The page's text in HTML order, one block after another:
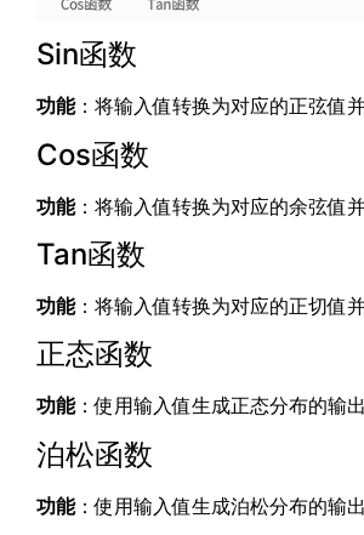
Sin函数
功能：将输入值转换为对应的正弦值并
Cos函数
功能：将输入值转换为对应的余弦值并
Tan函数
功能：将输入值转换为对应的正切值并
正态函数
功能：使用输入值生成正态分布的输出
泊松函数
功能：使用输入值生成泊松分布的输出